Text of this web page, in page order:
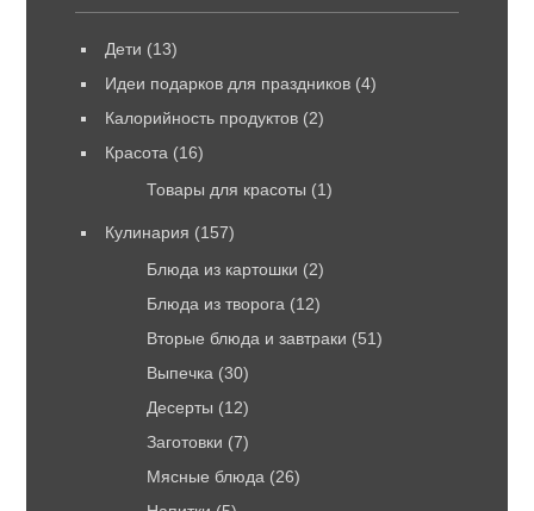
Дети (13)
Идеи подарков для праздников(4)
Калорийность продуктов(2)
Красота (16)
Товары для красоты (1)
Кулинария (157)
Блюда из картошки (2)
Блюда из творога (12)
Вторые блюда и завтраки (51)
Выпечка (30)
Десерты (12)
Заготовки (7)
Мясные блюда (26)